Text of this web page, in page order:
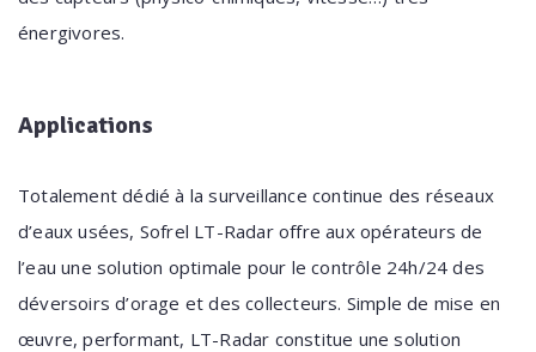
énergivores.
Applications
Totalement dédié à la surveillance continue des réseaux
d’eaux usées, Sofrel LT-Radar offre aux opérateurs de
l’eau une solution optimale pour le contrôle 24h/24 des
déversoirs d’orage et des collecteurs. Simple de mise en
œuvre, performant, LT-Radar constitue une solution